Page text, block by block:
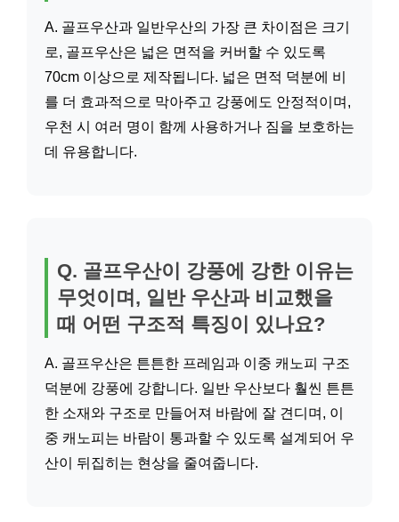
A. 골프우산과 일반우산의 가장 큰 차이점은 크기
로, 골프우산은 넓은 면적을 커버할 수 있도록
70cm 이상으로 제작됩니다. 넓은 면적 덕분에 비
를 더 효과적으로 막아주고 강풍에도 안정적이며,
우천 시 여러 명이 함께 사용하거나 짐을 보호하는
데 유용합니다.
Q. 골프우산이 강풍에 강한 이유는
무엇이며, 일반 우산과 비교했을
때 어떤 구조적 특징이 있나요?
A. 골프우산은 튼튼한 프레임과 이중 캐노피 구조
덕분에 강풍에 강합니다. 일반 우산보다 훨씬 튼튼
한 소재와 구조로 만들어져 바람에 잘 견디며, 이
중 캐노피는 바람이 통과할 수 있도록 설계되어 우
산이 뒤집히는 현상을 줄여줍니다.